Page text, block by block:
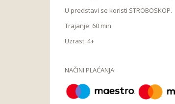
U predstavi se koristi STROBOSKOP.
Trajanje: 60 min
Uzrast: 4+
NAČINI PLAĆANJA: